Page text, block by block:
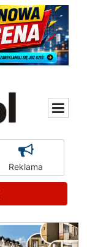
Reklama